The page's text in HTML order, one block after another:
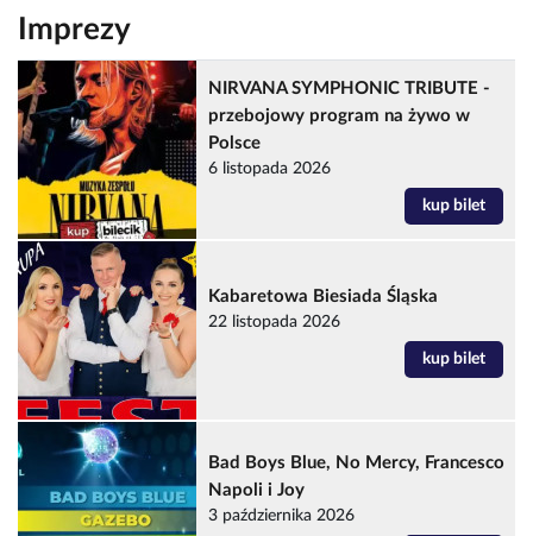
Imprezy
NIRVANA SYMPHONIC TRIBUTE -
przebojowy program na żywo w
Polsce
6 listopada 2026
kup bilet
Kabaretowa Biesiada Śląska
22 listopada 2026
kup bilet
Bad Boys Blue, No Mercy, Francesco
Napoli i Joy
3 października 2026